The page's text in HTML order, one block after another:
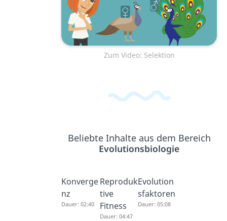
Zum Video: Selektion
Beliebte Inhalte aus dem Bereich
Evolutionsbiologie
Konverge
nz
Dauer: 02:40
Reproduk
tive
Fitness
Dauer: 04:47
Evolution
sfaktoren
Dauer: 05:08